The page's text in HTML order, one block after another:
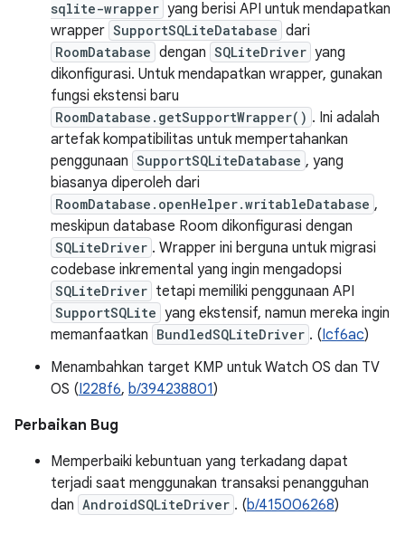
sqlite-wrapper yang berisi API untuk mendapatkan
wrapper SupportSQLiteDatabase dari
RoomDatabase dengan SQLiteDriver yang
dikonfigurasi. Untuk mendapatkan wrapper, gunakan
fungsi ekstensi baru
RoomDatabase.getSupportWrapper() . Ini adalah
artefak kompatibilitas untuk mempertahankan
penggunaan SupportSQLiteDatabase , yang
biasanya diperoleh dari
RoomDatabase.openHelper.writableDatabase ,
meskipun database Room dikonfigurasi dengan
SQLiteDriver . Wrapper ini berguna untuk migrasi
codebase inkremental yang ingin mengadopsi
SQLiteDriver tetapi memiliki penggunaan API
SupportSQLite yang ekstensif, namun mereka ingin
memanfaatkan BundledSQLiteDriver . (Icf6ac)
Menambahkan target KMP untuk Watch OS dan TV
OS (I228f6, b/394238801)
Perbaikan Bug
Memperbaiki kebuntuan yang terkadang dapat
terjadi saat menggunakan transaksi penangguhan
dan AndroidSQLiteDriver . (b/415006268)